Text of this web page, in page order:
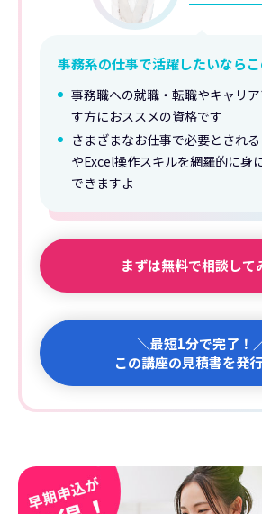
事務系の仕事で活躍したいならこ
事務職への就職・転職やキャリ
す方におススメの資格です
さまざまなお仕事で必要とされ
やExcel操作スキルを網羅的に身
できますよ
まずは無料で相談して
＼最短1分で完了！
この講座の見積書を発